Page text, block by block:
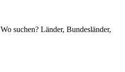
Wo suchen? Länder, Bundesländer,